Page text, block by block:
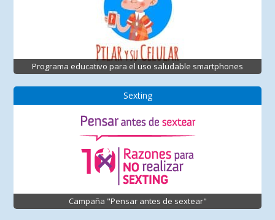
Programa educativo para el uso saludable smartphones
Sexting
Campaña "Pensar antes de sextear"